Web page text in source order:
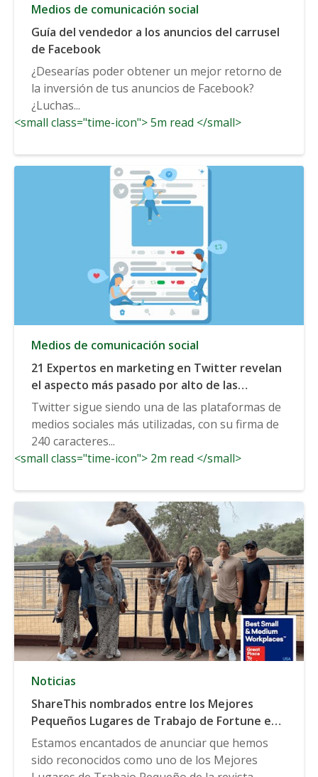
Medios de comunicación social
Guía del vendedor a los anuncios del carrusel
de Facebook
¿Desearías poder obtener un mejor retorno de
la inversión de tus anuncios de Facebook?
¿Luchas...
<small class="time-icon"> 5m read </small>
Medios de comunicación social
21 Expertos en marketing en Twitter revelan
el aspecto más pasado por alto de las
tendencias de Twitter que los profesionales
del marketing deben tener en cuenta
Twitter sigue siendo una de las plataformas de
medios sociales más utilizadas, con su firma de
240 caracteres...
<small class="time-icon"> 2m read </small>
Noticias
ShareThis nombrados entre los Mejores
Pequeños Lugares de Trabajo de Fortune en
2019
Estamos encantados de anunciar que hemos
sido reconocidos como uno de los Mejores